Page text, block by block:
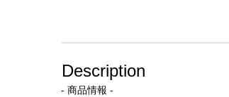
Description
- 商品情報 -